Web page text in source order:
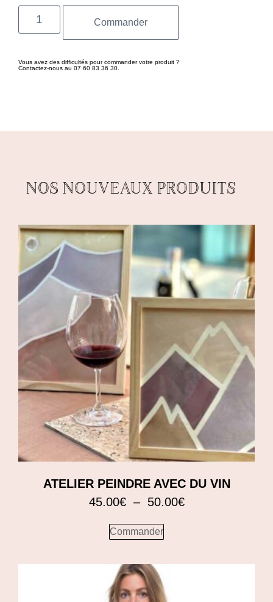
Commander
Vous avez des difficultés pour commander votre produit ?
Contactez-nous au 07 60 83 36 30.
NOS NOUVEAUX PRODUITS
ATELIER PEINDRE AVEC DU VIN
45.00€ – 50.00€
Commander